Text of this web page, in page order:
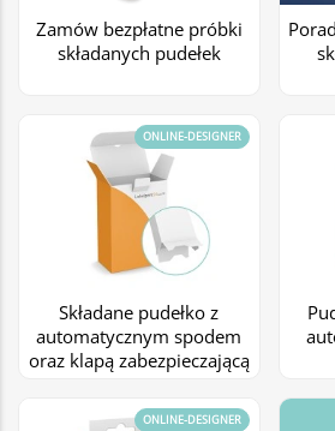
Zamów bezpłatne próbki
składanych pudełek
Składane pudełko z
automatycznym spodem
oraz klapą zabezpieczającą
ONLINE-DESIGNER
ONLINE-DESIGNER